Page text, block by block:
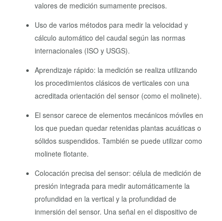
valores de medición sumamente precisos.
Uso de varios métodos para medir la velocidad y
cálculo automático del caudal según las normas
internacionales (ISO y USGS).
Aprendizaje rápido: la medición se realiza utilizando
los procedimientos clásicos de verticales con una
acreditada orientación del sensor (como el molinete).
El sensor carece de elementos mecánicos móviles en
los que puedan quedar retenidas plantas acuáticas o
sólidos suspendidos. También se puede utilizar como
molinete flotante.
Colocación precisa del sensor: célula de medición de
presión integrada para medir automáticamente la
profundidad en la vertical y la profundidad de
inmersión del sensor. Una señal en el dispositivo de